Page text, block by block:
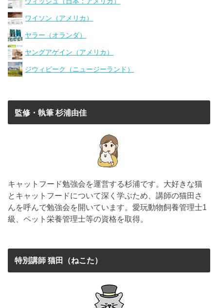
ワイソン（アメリカ）
ヤラー（オランダ）
ヤングアゲイン（アメリカ）
ジウィピーク（ニュージーランド）
監修・執筆 杉浦由佳
キャットフード勉強会を運営する杉浦です。大好きな猫
とキャットフードについて深く学ぶため、講師の猫田さ
んを呼んで勉強会を開いています。愛玩動物飼養管理士1
級、ペット栄養管理士等の資格を取得。
特別講師 猫田（ねこた）